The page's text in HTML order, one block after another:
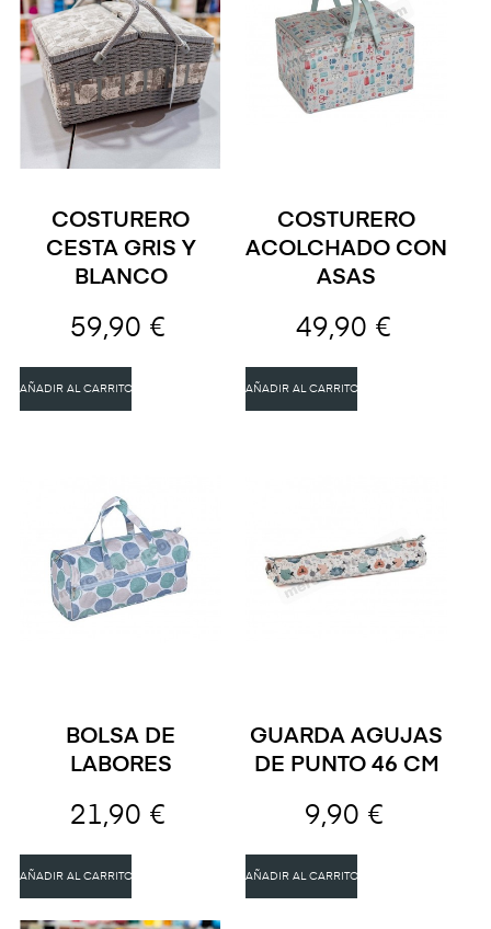
COSTURERO
CESTA GRIS Y
BLANCO
59,90 €
AÑADIR AL CARRITO
COSTURERO
ACOLCHADO CON
ASAS
49,90 €
AÑADIR AL CARRITO
BOLSA DE
LABORES
21,90 €
AÑADIR AL CARRITO
GUARDA AGUJAS
DE PUNTO 46 CM
9,90 €
AÑADIR AL CARRITO